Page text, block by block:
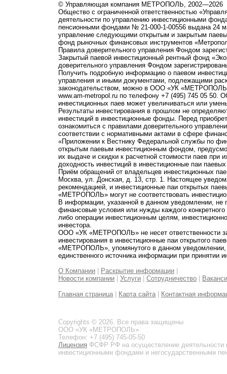
© Управляющая компания МЕТРОПОЛЬ, 2002—2026
Общество с ограниченной ответственностью
деятельности по управлению инвестиционными
пенсионными фондами № 21-000-1-00556 выдана 24
управление следующими открытым и закрытым
фонд рыночных финансовых инструментов
Правила доверительного управления Фондом
Закрытый паевой инвестиционный рентный фонд
доверительного управления Фондом
Получить подробную информацию о паевом
управления и иными документами, подлежащими
законодательством, можно в ООО «УК
www.am-metropol.ru по телефону +7 (495) 745 05
инвестиционных паев может увеличиваться или
Результаты инвестирования в прошлом не
инвестиций в инвестиционные фонды. Перед
ознакомиться с правилами доверительного
соответствии с нормативными актами в сфере
«Приложении к Вестнику Федеральной службы по
открытым паевым инвестиционным фондом,
их выдаче и скидки к расчетной стоимости паев при
доходность инвестиций в инвестиционные паи
Приём обращений от владельцев инвестиционных
Москва, ул. Донская, д. 13, стр. 1. Настоящее
рекомендацией, и инвестиционные паи открытых
«МЕТРОПОЛЬ» могут не соответствовать
В информации, указанной в данном уведомлении,
финансовые условия или нужды каждого
либо операции инвестиционным целям,
инвестора.
ООО «УК «МЕТРОПОЛЬ» не несет ответственности
инвестирования в инвестиционные паи открытого
«МЕТРОПОЛЬ», упомянутого в данном уведомлении,
единственного источника информации при принятии
О Компании
Раскрытие информации
Новости компании
Услуги Сотрудничество
Главная страница Карта сайта Контактная
Copyrights © 2026. Все права защищены
ООО «УК «МЕТРОПОЛЬ»
Телефон: +7 (495) 745-05-50
Лицензия ФСФР РФ на осуществление
инвестиционными фондами и негосударственными